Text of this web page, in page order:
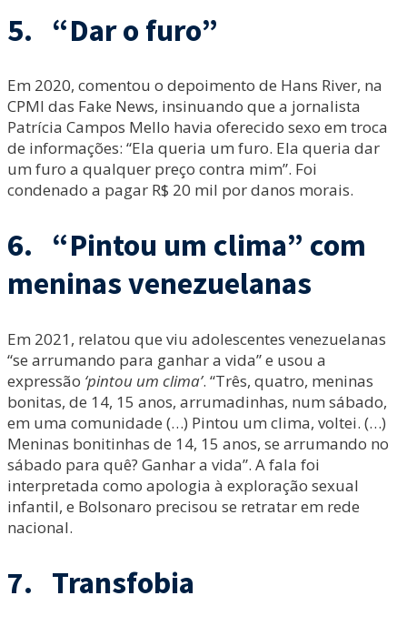
5. “Dar o furo”
Em 2020, comentou o depoimento de Hans River, na
CPMI das Fake News, insinuando que a jornalista
Patrícia Campos Mello havia oferecido sexo em troca
de informações: “Ela queria um furo. Ela queria dar
um furo a qualquer preço contra mim”. Foi
condenado a pagar R$ 20 mil por danos morais.
6. “Pintou um clima” com
meninas venezuelanas
Em 2021, relatou que viu adolescentes venezuelanas
“se arrumando para ganhar a vida” e usou a
expressão ‘pintou um clima’. “Três, quatro, meninas
bonitas, de 14, 15 anos, arrumadinhas, num sábado,
em uma comunidade (…) Pintou um clima, voltei. (…)
Meninas bonitinhas de 14, 15 anos, se arrumando no
sábado para quê? Ganhar a vida”. A fala foi
interpretada como apologia à exploração sexual
infantil, e Bolsonaro precisou se retratar em rede
nacional.
7. Transfobia